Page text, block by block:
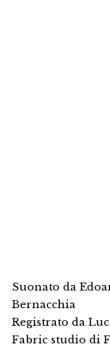
Suonato da
Bernacchia
Registrato da
Fabric studio di